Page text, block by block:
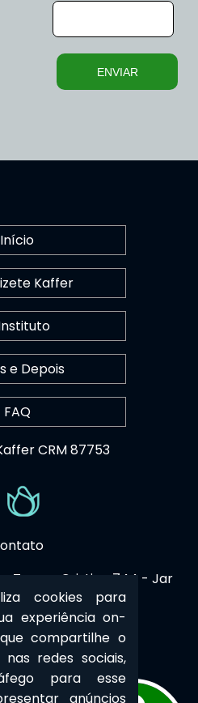
ENVIAR
Início
Kaffer
e Depois
FAQ
CRM 87753
Tereza Cristina 744 - Jar
- Campinas -SP
3258-8653
8333
cookies para
experiência on-
compartilhe o
redes sociais,
para esse
anúncios